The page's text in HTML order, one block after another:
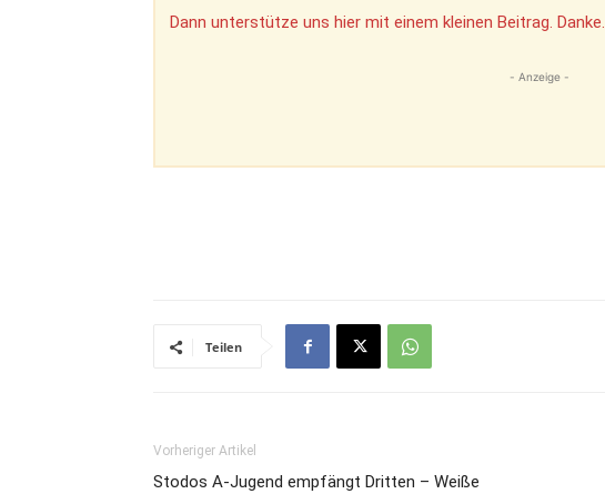
Dann unterstütze uns hier mit einem kleinen Beitrag. Danke.
- Anzeige -
Teilen
Vorheriger Artikel
Stodos A-Jugend empfängt Dritten – Weiße